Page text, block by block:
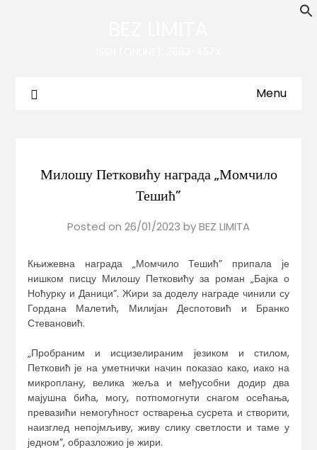
Menu
Милошу Петковићу награда „Момчило
Тешић”
Posted on 26/01/2023 byBEZ LIMITA
Књижевна награда „Момчило Тешић” припала је
нишком писцу Милошу Петковићу за роман „Бајка о
Ноћурку и Даници”. Жири за доделу награде чинили су
Гордана Малетић, Милијан Деспотовић и Бранко
Стевановић.
„Пробраним и исцизелираним језиком и стилом,
Петковић је на уметнички начин показао како, иако на
микроплану, велика жеља и међусобни додир два
мајушна бића, могу, потпомогнути снагом осећања,
превазићи немогућност остварења сусрета и створити,
наизглед непојмљиву, живу слику светлости и таме у
једном”, образложио је жири.